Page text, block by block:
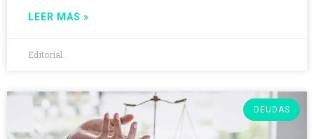
LEER MAS »
Editorial
DEUDAS